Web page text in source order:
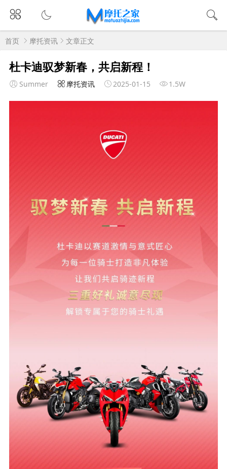
首页 摩托资讯 文章正文
杜卡迪驭梦新春，共启新程！
Summer 摩托资讯 2025-01-15 1.5W